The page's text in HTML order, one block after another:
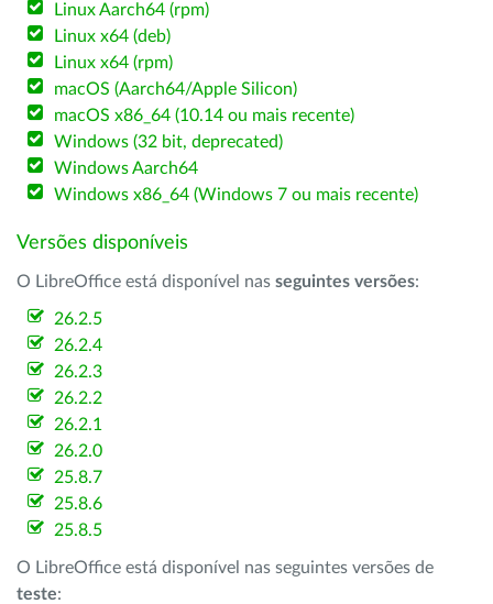
Linux Aarch64 (rpm)
Linux x64 (deb)
Linux x64 (rpm)
macOS (Aarch64/Apple Silicon)
macOS x86_64 (10.14 ou mais recente)
Windows (32 bit, deprecated)
Windows Aarch64
Windows x86_64 (Windows 7 ou mais recente)
Versões disponíveis
O LibreOffice está disponível nas seguintes versões:
26.2.5
26.2.4
26.2.3
26.2.2
26.2.1
26.2.0
25.8.7
25.8.6
25.8.5
O LibreOffice está disponível nas seguintes versões de
teste: